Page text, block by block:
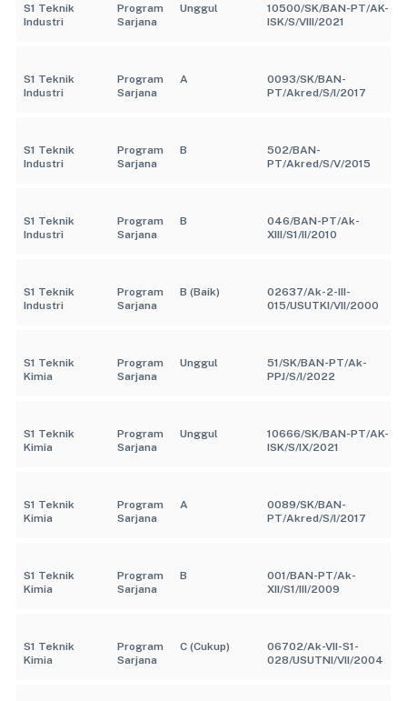
S1 Teknik
Industri
Program
Sarjana
Unggul
10500/SK/BAN-PT/AK-
ISK/S/VIII/2021
S1 Teknik
Industri
Program
Sarjana
A
0093/SK/BAN-
PT/Akred/S/I/2017
S1 Teknik
Industri
Program
Sarjana
B
502/BAN-
PT/Akred/S/V/2015
S1 Teknik
Industri
Program
Sarjana
B
046/BAN-PT/Ak-
XIII/S1/II/2010
S1 Teknik
Industri
Program
Sarjana
B (Baik)
02637/Ak-2-III-
015/USUTKI/VII/2000
S1 Teknik
Kimia
Program
Sarjana
Unggul
51/SK/BAN-PT/Ak-
PPJ/S/I/2022
S1 Teknik
Kimia
Program
Sarjana
Unggul
10666/SK/BAN-PT/AK-
ISK/S/IX/2021
S1 Teknik
Kimia
Program
Sarjana
A
0089/SK/BAN-
PT/Akred/S/I/2017
S1 Teknik
Kimia
Program
Sarjana
B
001/BAN-PT/Ak-
XII/S1/III/2009
S1 Teknik
Kimia
Program
Sarjana
C (Cukup)
06702/Ak-VII-S1-
028/USUTNI/VII/2004